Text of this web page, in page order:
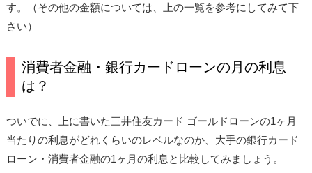
す。（その他の金額については、上の一覧を参考にしてみて下
さい）
消費者金融・銀行カードローンの月の利息
は？
ついでに、上に書いた三井住友カード ゴールドローンの1ヶ月
当たりの利息がどれくらいのレベルなのか、大手の銀行カード
ローン・消費者金融の1ヶ月の利息と比較してみましょう。